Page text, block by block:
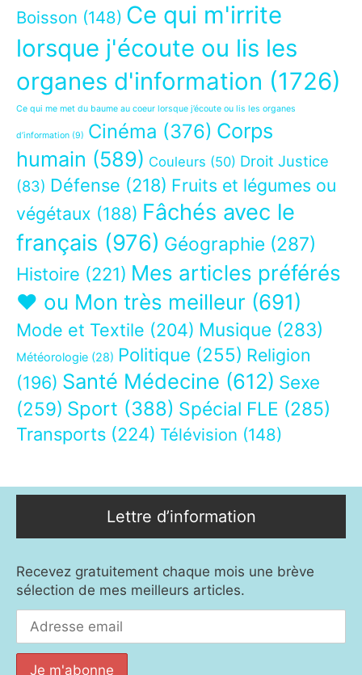
Boisson (148) Ce qui m'irrite
lorsque j'écoute ou lis les
organes d'information (1726)
Ce qui me met du baume au coeur lorsque j’écoute ou lis les organes
d’information (9) Cinéma (376) Corps
humain (589) Couleurs (50) Droit Justice
(83) Défense (218) Fruits et légumes ou
végétaux (188) Fâchés avec le
français (976) Géographie (287)
Histoire (221) Mes articles préférés
❤ ou Mon très meilleur (691)
Mode et Textile (204) Musique (283)
Météorologie (28) Politique (255) Religion
(196) Santé Médecine (612) Sexe
(259) Sport (388) Spécial FLE (285)
Transports (224) Télévision (148)
Lettre d’information
Recevez gratuitement chaque mois une brève
sélection de mes meilleurs articles.